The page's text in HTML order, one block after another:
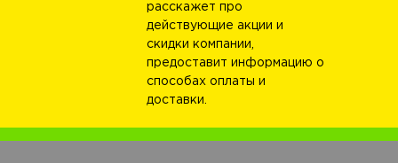
расскажет про
действующие акции и
скидки компании,
предоставит информацию о
способах оплаты и
доставки.